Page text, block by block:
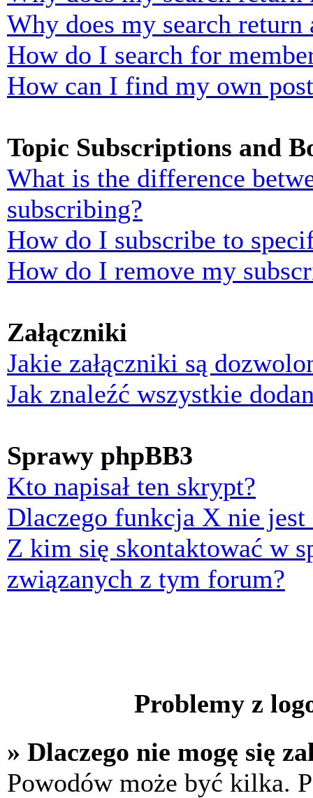
Why does my search return
How do I search for
How can I find my own
Topic Subscriptions and
What is the difference
subscribing?
How do I subscribe to
How do I remove my
Załączniki
Jakie załączniki są
Jak znaleźć wszystkie
Sprawy phpBB3
Kto napisał ten skrypt?
Dlaczego funkcja X nie jest
Z kim się skontaktować w
związanych z tym forum?
Problemy z
» Dlaczego nie mogę się
Powodów może być kilka.